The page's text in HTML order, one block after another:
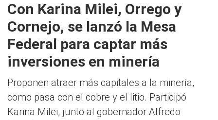
Con Karina Milei, Orrego y
Cornejo, se lanzó la Mesa
Federal para captar más
inversiones en minería
Proponen atraer más capitales a la minería,
como pasa con el cobre y el litio. Participó
Karina Milei, junto al gobernador Alfredo